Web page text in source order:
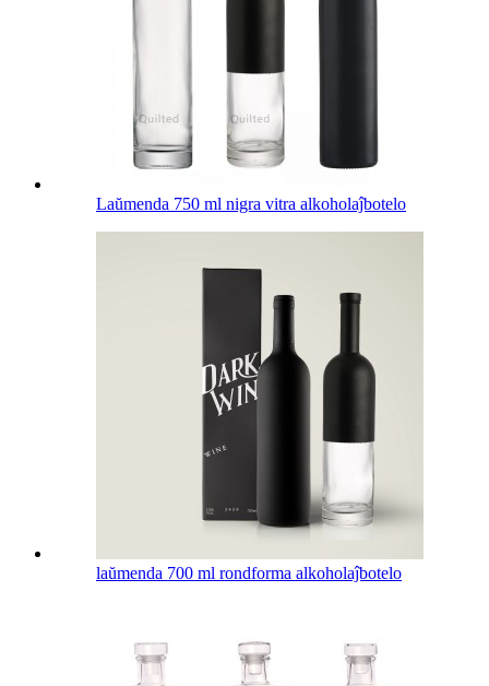
Laŭmenda 750 ml nigra vitra alkoholaĵbotelo
laŭmenda 700 ml rondforma alkoholaĵbotelo